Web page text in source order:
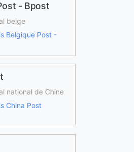
- Bpost
belge
Belgique Post -
national de Chine
China Post